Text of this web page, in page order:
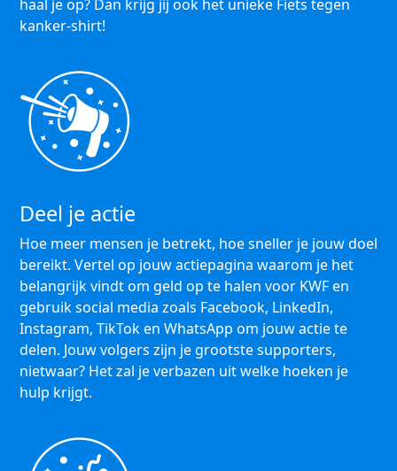
haal je op? Dan krijg jij ook het unieke Fiets tegen
kanker-shirt!
Deel je actie
Hoe meer mensen je betrekt, hoe sneller je jouw doel
bereikt. Vertel op jouw actiepagina waarom je het
belangrijk vindt om geld op te halen voor KWF en
gebruik social media zoals Facebook, LinkedIn,
Instagram, TikTok en WhatsApp om jouw actie te
delen. Jouw volgers zijn je grootste supporters,
nietwaar? Het zal je verbazen uit welke hoeken je
hulp krijgt.